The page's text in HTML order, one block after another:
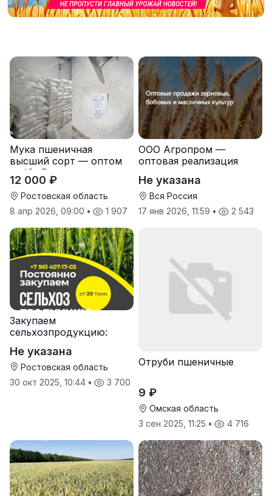
Мука пшеничная
высший сорт — оптом
от Юг Руси
12 000 ₽
Ростовская область
8 апр 2026, 09:00 • 1 907
ООО Агропром —
оптовая реализация
экспорт
Не указана
Вся Россия
17 янв 2026, 11:59 • 2 543
Закупаем
сельхозпродукцию:
подсолнечник
Не указана
Ростовская область
30 окт 2025, 10:44 • 3 700
Отруби пшеничные
9 ₽
Омская область
3 сен 2025, 11:25 • 4 716